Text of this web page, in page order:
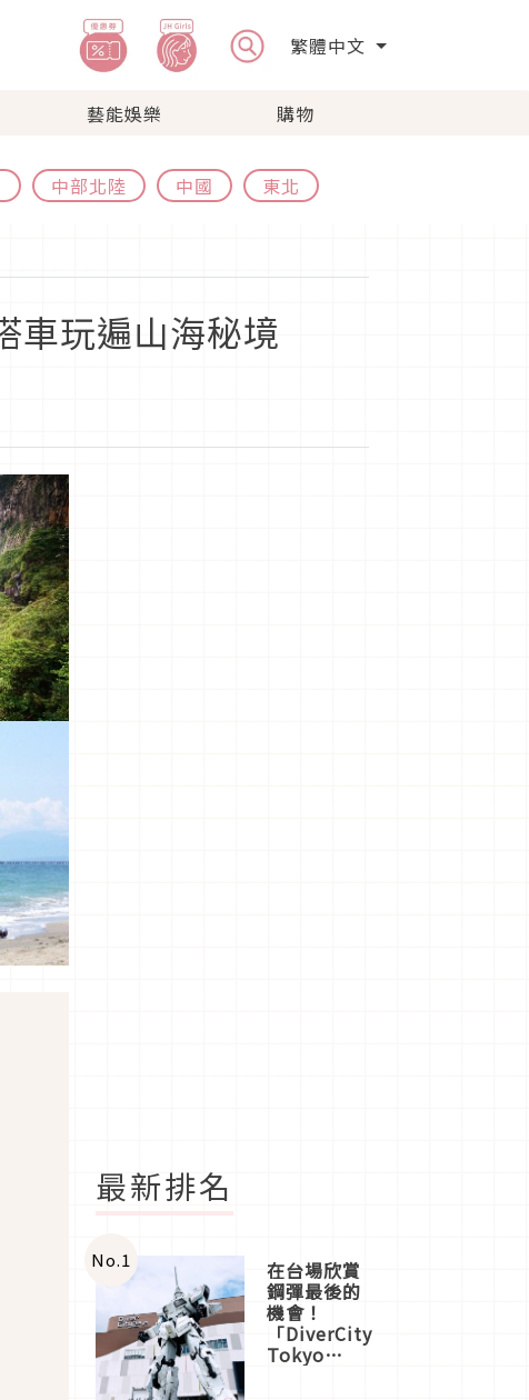
繁體中文
藝能娛樂 購物
中部北陸 中國 東北
車玩遍山海秘境
最新排名
No.1 在台場欣賞
鋼彈最後的
機會！
「DiverCity
Tokyo